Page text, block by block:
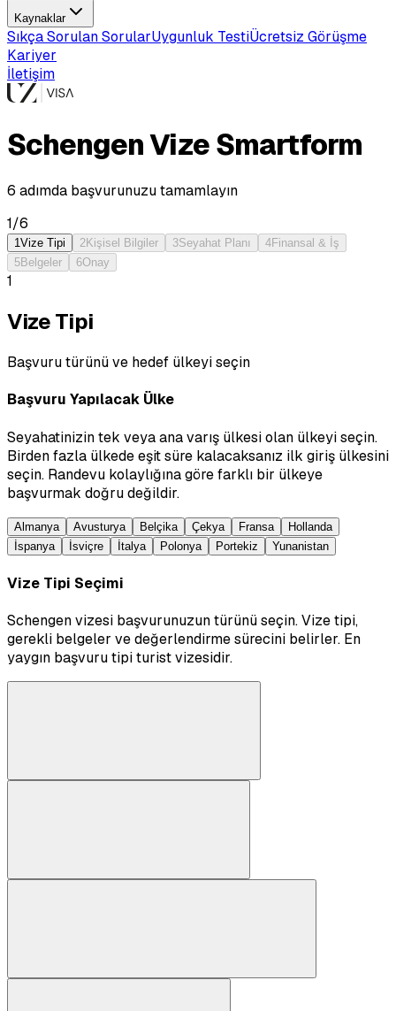
Kaynaklar
Sıkça Sorulan SorularUygunluk TestiÜcretsiz Görüşme
Kariyer
İletişim
Schengen Vize Smartform
6 adımda başvurunuzu tamamlayın
1/6
1Vize Tipi 2Kişisel Bilgiler 3Seyahat Planı 4Finansal & İş
5Belgeler 6Onay
1
Vize Tipi
Başvuru türünü ve hedef ülkeyi seçin
Başvuru Yapılacak Ülke
Seyahatinizin tek veya ana varış ülkesi olan ülkeyi seçin.
Birden fazla ülkede eşit süre kalacaksanız ilk giriş ülkesini
seçin. Randevu kolaylığına göre farklı bir ülkeye
başvurmak doğru değildir.
Almanya Avusturya Belçika Çekya Fransa
Hollanda
İspanya
İsviçre İtalya Polonya Portekiz Yunanistan
Vize Tipi Seçimi
Schengen vizesi başvurunuzun türünü seçin. Vize tipi,
gerekli belgeler ve değerlendirme sürecini belirler. En
yaygın başvuru tipi turist vizesidir.